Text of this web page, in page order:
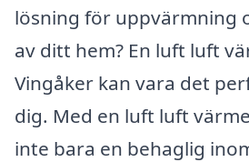
lösning för uppvärmning
av ditt hem? En luft luft
Vingåker kan vara det
dig. Med en luft luft
inte bara en behaglig